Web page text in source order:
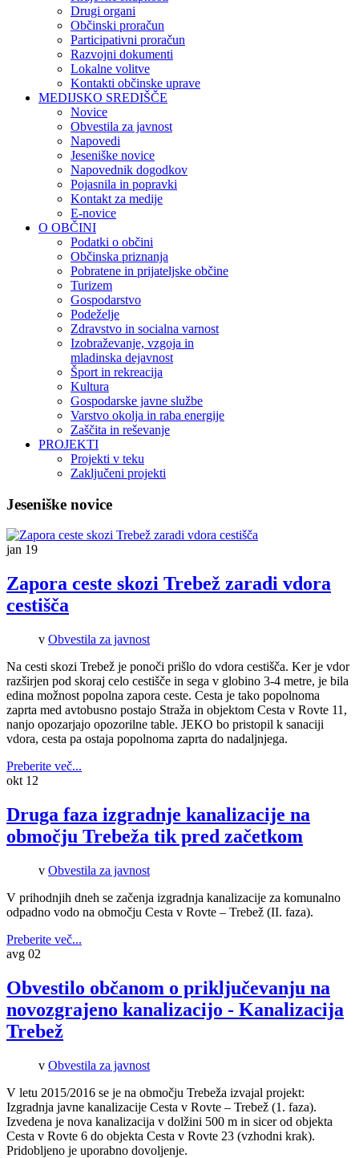
Drugi organi
Občinski proračun
Participativni proračun
Razvojni dokumenti
Lokalne volitve
Kontakti občinske uprave
MEDIJSKO SREDIŠČE
Novice
Obvestila za javnost
Napovedi
Jeseniške novice
Napovednik dogodkov
Pojasnila in popravki
Kontakt za medije
E-novice
O OBČINI
Podatki o občini
Občinska priznanja
Pobratene in prijateljske občine
Turizem
Gospodarstvo
Podeželje
Zdravstvo in socialna varnost
Izobraževanje, vzgoja in
mladinska dejavnost
Šport in rekreacija
Kultura
Gospodarske javne službe
Varstvo okolja in raba energije
Zaščita in reševanje
PROJEKTI
Projekti v teku
Zaključeni projekti
Jeseniške novice
jan 19
Zapora ceste skozi Trebež zaradi vdora
cestišča
v Obvestila za javnost
Na cesti skozi Trebež je ponoči prišlo do vdora cestišča. Ker je vdor
razširjen pod skoraj celo cestišče in sega v globino 3-4 metre, je bila
edina možnost popolna zapora ceste. Cesta je tako popolnoma
zaprta med avtobusno postajo Straža in objektom Cesta v Rovte 11,
nanjo opozarjajo opozorilne table. JEKO bo pristopil k sanaciji
vdora, cesta pa ostaja popolnoma zaprta do nadaljnjega.
Preberite več...
okt 12
Druga faza izgradnje kanalizacije na
območju Trebeža tik pred začetkom
v Obvestila za javnost
V prihodnjih dneh se začenja izgradnja kanalizacije za komunalno
odpadno vodo na območju Cesta v Rovte – Trebež (II. faza).
Preberite več...
avg 02
Obvestilo občanom o priključevanju na
novozgrajeno kanalizacijo - Kanalizacija
Trebež
v Obvestila za javnost
V letu 2015/2016 se je na območju Trebeža izvajal projekt:
Izgradnja javne kanalizacije Cesta v Rovte – Trebež (1. faza).
Izvedena je nova kanalizacija v dolžini 500 m in sicer od objekta
Cesta v Rovte 6 do objekta Cesta v Rovte 23 (vzhodni krak).
Pridobljeno je uporabno dovoljenje.